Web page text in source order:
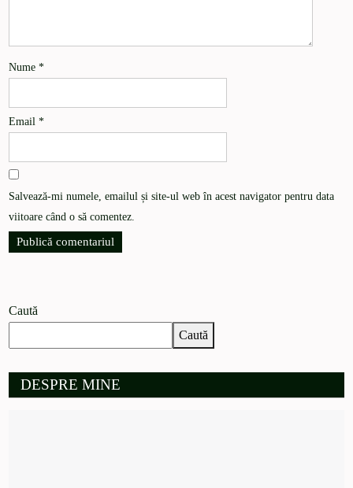
Nume*
Email*
Salvează-mi numele, emailul și site-ul web în acest navigator pentru data
viitoare când o să comentez.
Caută
Caută
DESPRE MINE